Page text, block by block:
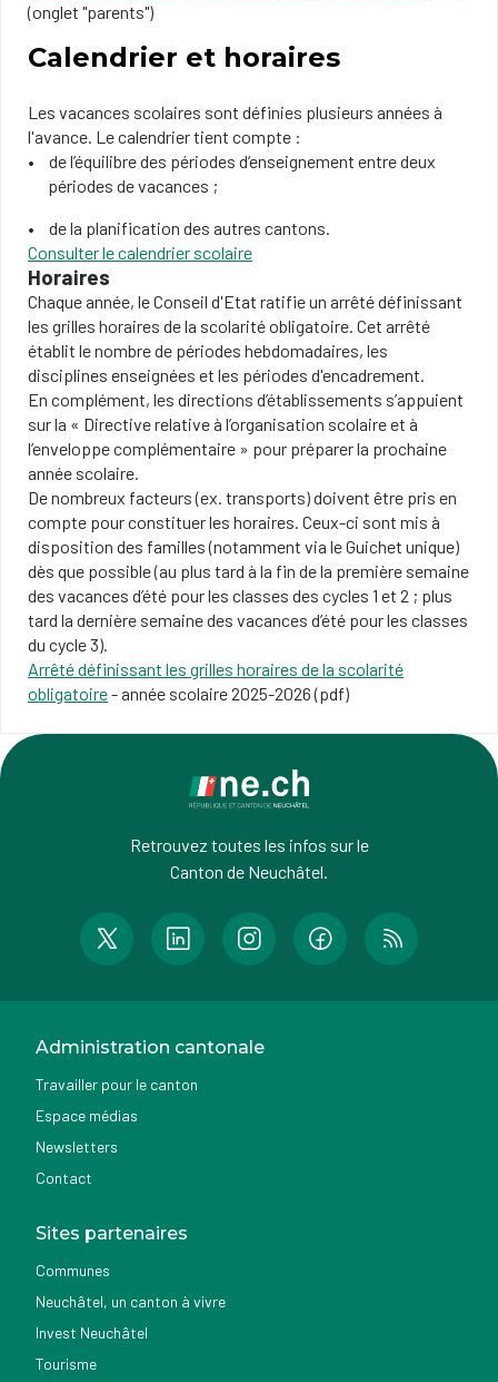
(onglet "parents")
Calendrier et horaires
Les vacances scolaires sont définies plusieurs années à
l'avance. Le calendrier tient compte :
de l’équilibre des périodes d‘enseignement entre deux
périodes de vacances ;
de la planification des autres cantons.
Consulter le calendrier scolaire
Horaires
Chaque année, le Conseil d'Etat ratifie un arrêté définissant
les grilles horaires de la scolarité obligatoire. Cet arrêté
établit le nombre de périodes hebdomadaires, les
disciplines enseignées et les périodes d'encadrement.
En complément, les directions d’établissements s’appuient
sur la « Directive relative à l’organisation scolaire et à
l’enveloppe complémentaire » pour préparer la prochaine
année scolaire.
De nombreux facteurs (ex. transports) doivent être pris en
compte pour constituer les horaires. Ceux-ci sont mis à
disposition des familles (notamment via le Guichet unique)
dès que possible (au plus tard à la fin de la première semaine
des vacances d’été pour les classes des cycles 1 et 2 ; plus
tard la dernière semaine des vacances d’été pour les classes
du cycle 3).
Arrêté définissant les grilles horaires de la scolarité
obligatoire- année scolaire 2025-2026 (pdf)
Retrouvez toutes les infos sur le
Canton de Neuchâtel.
Administration cantonale
Travailler pour le canton
Espace médias
Newsletters
Contact
Sites partenaires
Communes
Neuchâtel, un canton à vivre
Invest Neuchâtel
Tourisme